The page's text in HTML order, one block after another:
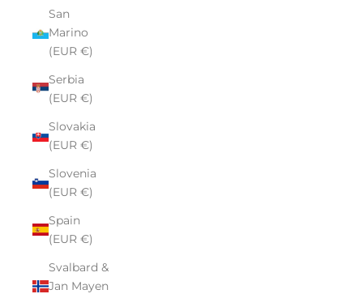
San
Marino
(EUR €)
Serbia
(EUR €)
Slovakia
(EUR €)
Slovenia
(EUR €)
Spain
(EUR €)
Svalbard &
Jan Mayen